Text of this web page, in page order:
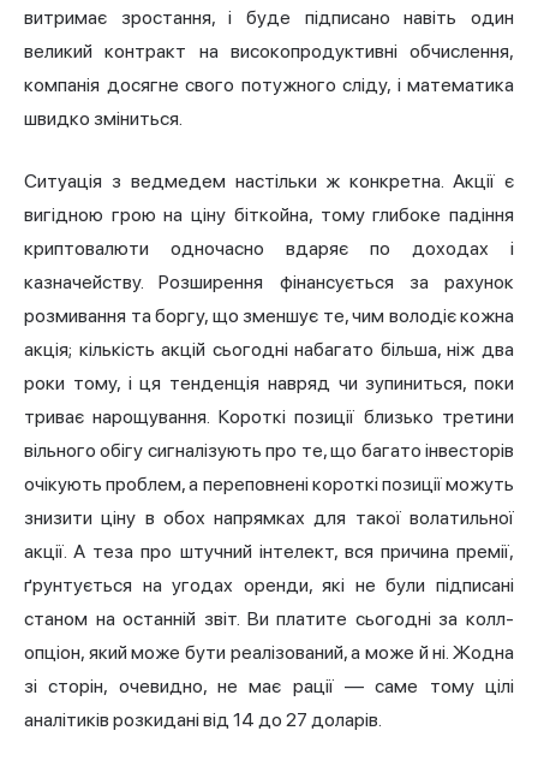
витримає зростання, і буде підписано навіть один
великий контракт на високопродуктивні обчислення,
компанія досягне свого потужного сліду, і математика
швидко зміниться.
Ситуація з ведмедем настільки ж конкретна. Акції є
вигідною грою націну біткойна, тому глибоке падіння
криптовалюти одночасно вдаряє по доходах і
казначейству. Розширення фінансується за рахунок
розмивання та боргу, що зменшує те, чим володіє кожна
акція; кількість акцій сьогодні набагато більша, ніж два
роки тому, і ця тенденція навряд чи зупиниться, поки
триває нарощування. Короткі позиції близько третини
вільного обігу сигналізують про те, що багато інвесторів
очікують проблем, а переповнені короткі позиції можуть
знизити ціну в обох напрямках для такої волатильної
акції. А теза про штучний інтелект, вся причина премії,
ґрунтується на угодах оренди, які не були підписані
станом на останній звіт. Ви платите сьогодні за колл-
опціон, який може бути реалізований, а може й ні. Жодна
зі сторін, очевидно, не має рації — саме тому цілі
аналітиків розкидані від 14 до 27 доларів.